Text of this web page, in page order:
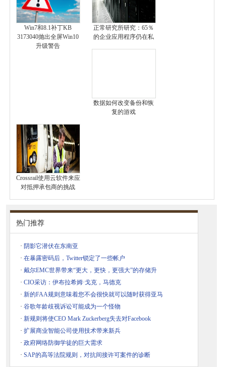
Win7和8.1补丁KB
3173040抛出全屏Win10
升级警告
正常研究所研究：65％
的企业应用程序仍在私
数据如何改变备份和恢
复的游戏
Crossrail使用云软件来应
对抵押承包商的挑战
热门推荐
· 阴影它潜伏在东南亚
· 在暴露密码后，Twitter锁定了一些帐户
· 戴尔EMC世界带来“更大，更快，更强大”的存储升
· CIO采访：伊布拉希姆·戈克，马德克
· 新的FAA规则意味着您不会很快就可以随时获得亚马
· 谷歌年龄歧视诉讼可能成为一个怪物
· 新规则将使CEO Mark Zuckerberg失去对Facebook
· 扩展商业智能公司使用技术带来新兵
· 政府网络防御学徒的巨大需求
· SAP的高等法院规则，对抗间接许可案件的诊断